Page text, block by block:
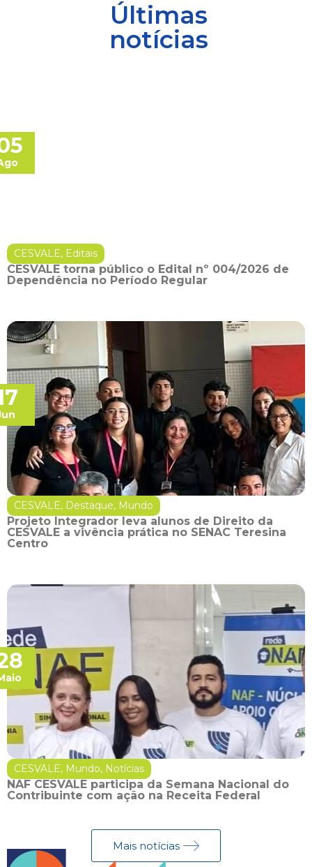
Últimas
notícias
CESVALE, Editais
CESVALE torna público o Edital nº 004/2026 de
Dependência no Período Regular
CESVALE, Destaque, Mundo
Projeto Integrador leva alunos de Direito da
CESVALE a vivência prática no SENAC Teresina
Centro
CESVALE, Mundo, Notícias
NAF CESVALE participa da Semana Nacional do
Contribuinte com ação na Receita Federal
Mais notícias